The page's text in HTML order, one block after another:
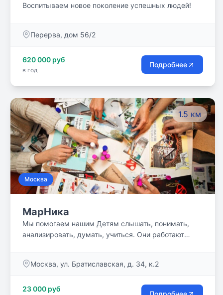
Воспитываем новое поколение успешных людей!
Перерва, дом 56/2
620 000 руб
в год
Подробнее
1.5 км
Москва
МарНика
Мы помогаем нашим Детям слышать, понимать,
анализировать, думать, учиться. Они работают
Москва, ул. Братиславская, д. 34, к.2
23 000 руб